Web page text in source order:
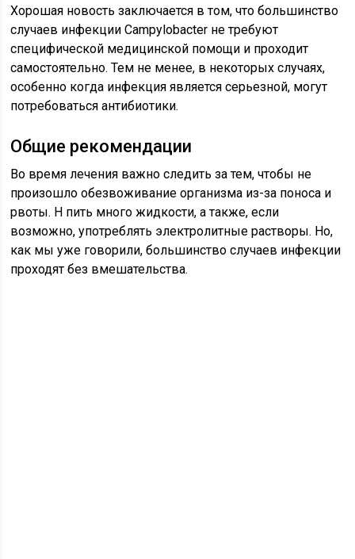
Хорошая новость заключается в том, что большинство
случаев инфекции Campylobacter не требуют
специфической медицинской помощи и проходит
самостоятельно. Тем не менее, в некоторых случаях,
особенно когда инфекция является серьезной, могут
потребоваться антибиотики.
Общие рекомендации
Во время лечения важно следить за тем, чтобы не
произошло обезвоживание организма из-за поноса и
рвоты. Н пить много жидкости, а также, если
возможно, употреблять электролитные растворы. Но,
как мы уже говорили, большинство случаев инфекции
проходят без вмешательства.